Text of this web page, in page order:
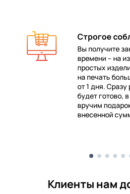
Строгое
Вы получите
времени – на
простых
на печать
от 1 дня.
будет готово,
вручим
внесенной
Клиенты нам